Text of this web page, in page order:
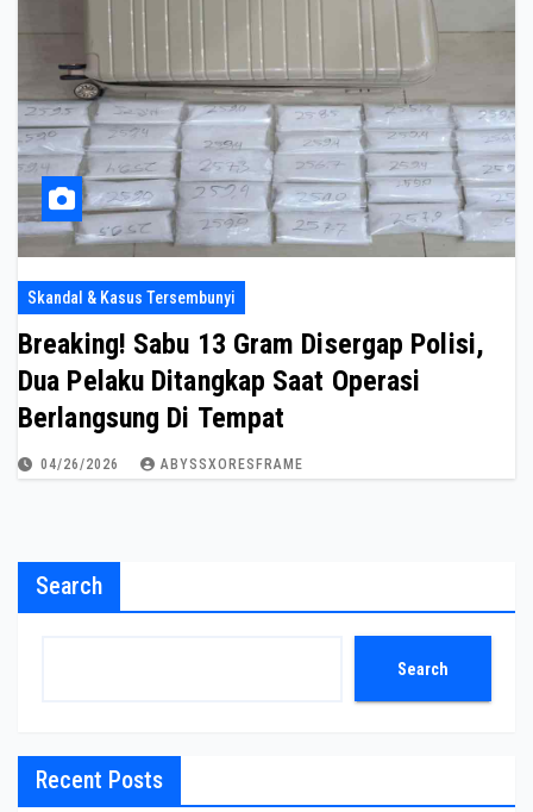
Skandal & Kasus Tersembunyi
Breaking! Sabu 13 Gram Disergap Polisi,
Dua Pelaku Ditangkap Saat Operasi
Berlangsung Di Tempat
04/26/2026 ABYSSXORESFRAME
Search
Search
Recent Posts